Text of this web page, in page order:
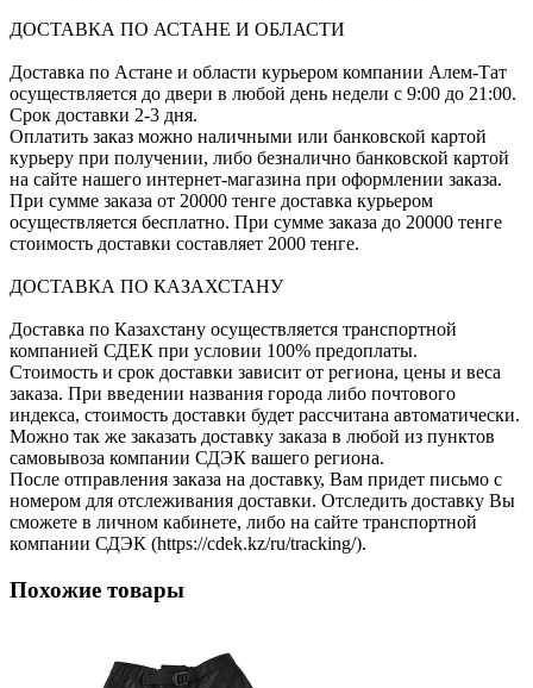
ДОСТАВКА ПО АСТАНЕ И ОБЛАСТИ
Доставка по Астане и области курьером компании Алем-Тат
осуществляется до двери в любой день недели с 9:00 до 21:00.
Срок доставки 2-3 дня.
Оплатить заказ можно наличными или банковской картой
курьеру при получении, либо безналично банковской картой
на сайте нашего интернет-магазина при оформлении заказа.
При сумме заказа от 20000 тенге доставка курьером
осуществляется бесплатно. При сумме заказа до 20000 тенге
стоимость доставки составляет 2000 тенге.
ДОСТАВКА ПО КАЗАХСТАНУ
Доставка по Казахстану осуществляется транспортной
компанией СДЕК при условии 100% предоплаты.
Стоимость и срок доставки зависит от региона, цены и веса
заказа. При введении названия города либо почтового
индекса, стоимость доставки будет рассчитана автоматически.
Можно так же заказать доставку заказа в любой из пунктов
самовывоза компании СДЭК вашего региона.
После отправления заказа на доставку, Вам придет письмо с
номером для отслеживания доставки. Отследить доставку Вы
сможете в личном кабинете, либо на сайте транспортной
компании СДЭК (https://cdek.kz/ru/tracking/).
Похожие товары